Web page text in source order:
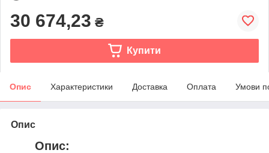
30 674,23 ₴
Купити
Опис Характеристики Доставка Оплата Умови
Опис
Опис: